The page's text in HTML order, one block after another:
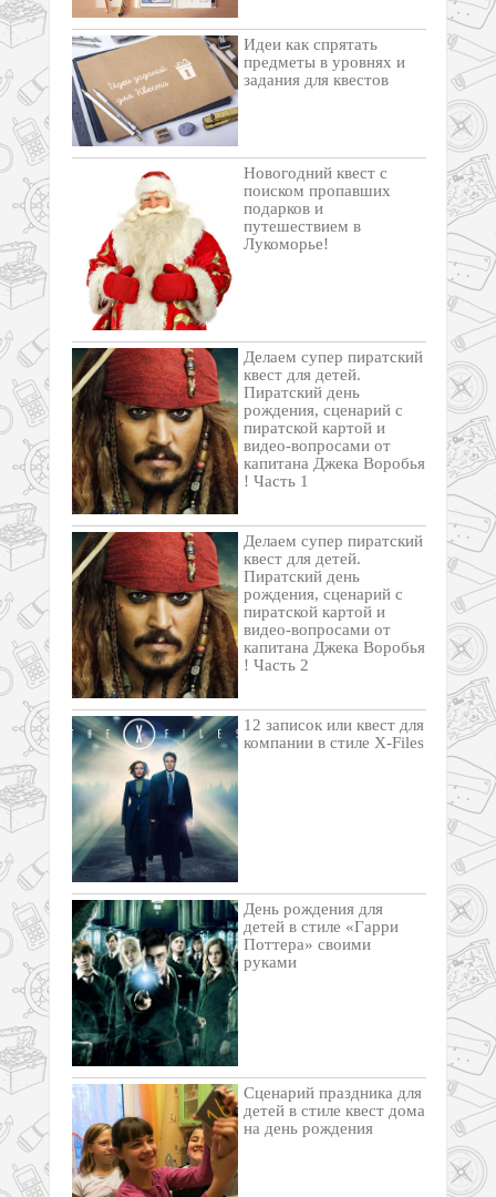
Идеи как спрятать
предметы в уровнях и
задания для квестов
Новогодний квест с
поиском пропавших
подарков и
путешествием в
Лукоморье!
Делаем супер пиратский
квест для детей.
Пиратский день
рождения, сценарий с
пиратской картой и
видео-вопросами от
капитана Джека Воробья
! Часть 1
Делаем супер пиратский
квест для детей.
Пиратский день
рождения, сценарий с
пиратской картой и
видео-вопросами от
капитана Джека Воробья
! Часть 2
12 записок или квест для
компании в стиле X-Files
День рождения для
детей в стиле «Гарри
Поттера» своими
руками
Cценарий праздника для
детей в стиле квест дома
на день рождения